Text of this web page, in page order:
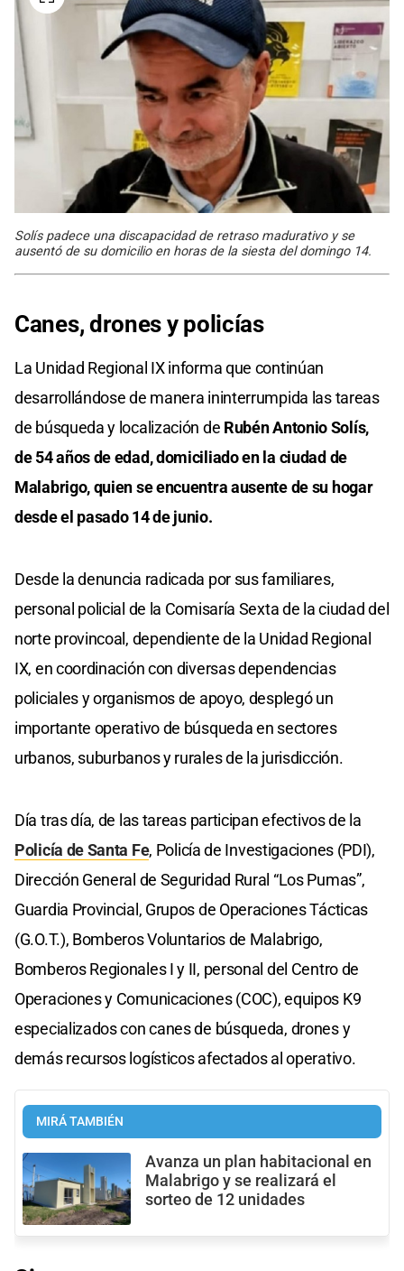
Solís padece una discapacidad de retraso madurativo y se
ausentó de su domicilio en horas de la siesta del domingo 14.
Canes, drones y policías
La Unidad Regional IX informa que continúan
desarrollándose de manera ininterrumpida las tareas
de búsqueda y localización de Rubén Antonio Solís,
de 54 años de edad, domiciliado en la ciudad de
Malabrigo, quien se encuentra ausente de su hogar
desde el pasado 14 de junio.
Desde la denuncia radicada por sus familiares,
personal policial de la Comisaría Sexta de la ciudad del
norte provincoal, dependiente de la Unidad Regional
IX, en coordinación con diversas dependencias
policiales y organismos de apoyo, desplegó un
importante operativo de búsqueda en sectores
urbanos, suburbanos y rurales de la jurisdicción.
Día tras día, de las tareas participan efectivos de la
Policía de Santa Fe, Policía de Investigaciones (PDI),
Dirección General de Seguridad Rural “Los Pumas”,
Guardia Provincial, Grupos de Operaciones Tácticas
(G.O.T.), Bomberos Voluntarios de Malabrigo,
Bomberos Regionales I y II, personal del Centro de
Operaciones y Comunicaciones (COC), equipos K9
especializados con canes de búsqueda, drones y
demás recursos logísticos afectados al operativo.
MIRÁ TAMBIÉN
Avanza un plan habitacional en
Malabrigo y se realizará el
sorteo de 12 unidades